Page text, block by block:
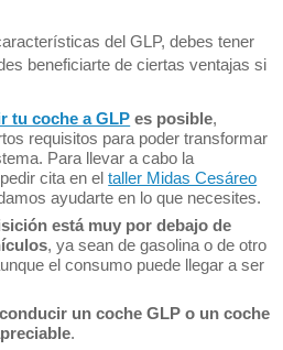
del GLP, debes tener
beneficiarte de ciertas ventajas si
tu coche a GLP es posible,
requisitos para poder transformar
Para llevar a cabo la
cita en eltaller Midas Cesáreo
ayudarte en lo que necesites.
está muy por debajo de
, ya sean de gasolina o de otro
el consumo puede llegar a ser
conducir un coche GLP o un coche
.